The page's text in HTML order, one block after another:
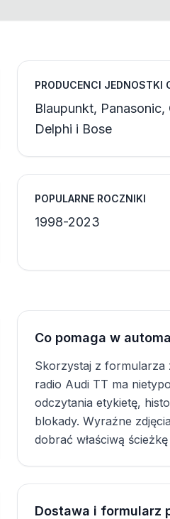
PRODUCENCI JEDNOSTKI
Blaupunkt,
Delphi i Bose
POPULARNE ROCZNIKI
1998-2023
Co pomaga w
Skorzystaj z formularza
radio Audi TT ma
odczytania etykietę,
blokady. Wyraźne
dobrać właściwą
Dostawa i formularz